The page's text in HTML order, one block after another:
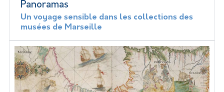
Panoramas
Un voyage sensible dans les collections des
musées de Marseille